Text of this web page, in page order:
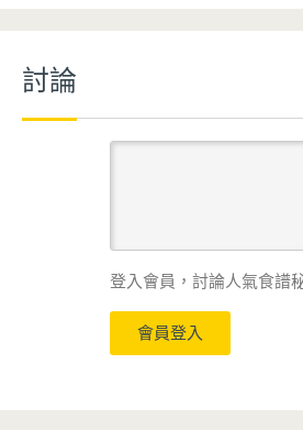
討論
登入會員，討論人氣食譜
會員登入